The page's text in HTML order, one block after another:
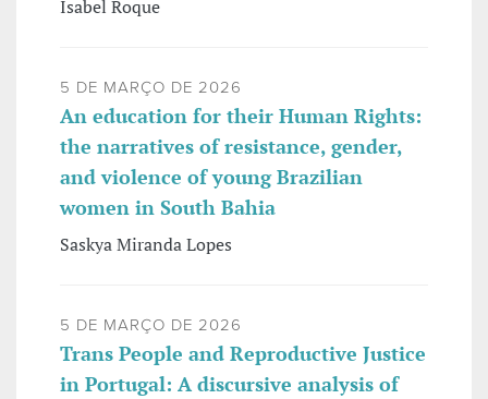
Isabel Roque
5 DE MARÇO DE 2026
An education for their Human Rights:
the narratives of resistance, gender,
and violence of young Brazilian
women in South Bahia
Saskya Miranda Lopes
5 DE MARÇO DE 2026
Trans People and Reproductive Justice
in Portugal: A discursive analysis of